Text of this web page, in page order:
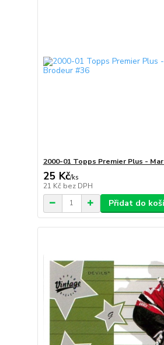
2000-01 Topps Premier Plus -
25 Kč/ks
21 Kč bez DPH
Přidat do